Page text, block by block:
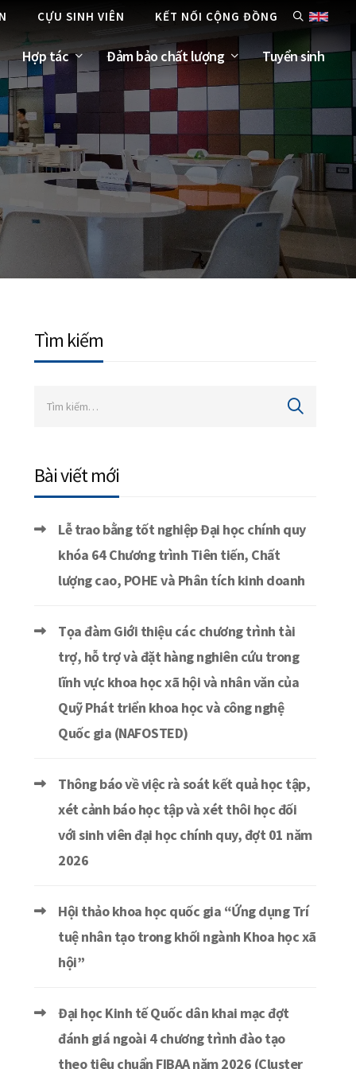
CỰU SINH VIÊN KẾT NỐI CỘNG ĐỒNG
Hợp tác Đảm bảo chất lượng Tuyển sinh
Tìm kiếm
Bài viết mới
Lễ trao bằng tốt nghiệp Đại học chính quy
khóa 64 Chương trình Tiên tiến, Chất
lượng cao, POHE và Phân tích kinh doanh
Tọa đàm Giới thiệu các chương trình tài
trợ, hỗ trợ và đặt hàng nghiên cứu trong
lĩnh vực khoa học xã hội và nhân văn của
Quỹ Phát triển khoa học và công nghệ
Quốc gia (NAFOSTED)
Thông báo về việc rà soát kết quả học tập,
xét cảnh báo học tập và xét thôi học đối
với sinh viên đại học chính quy, đợt 01 năm
2026
Hội thảo khoa học quốc gia “Ứng dụng Trí
tuệ nhân tạo trong khối ngành Khoa học xã
hội”
Đại học Kinh tế Quốc dân khai mạc đợt
đánh giá ngoài 4 chương trình đào tạo
theo tiêu chuẩn FIBAA năm 2026 (Cluster